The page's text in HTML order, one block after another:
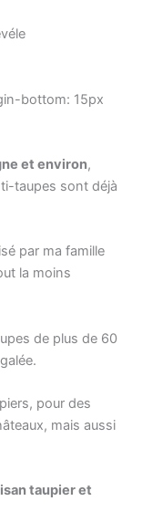
bottom: 15px
et environ,
taupes sont déjà
par ma famille
la moins
de plus de 60
pour des
mais aussi
taupier et